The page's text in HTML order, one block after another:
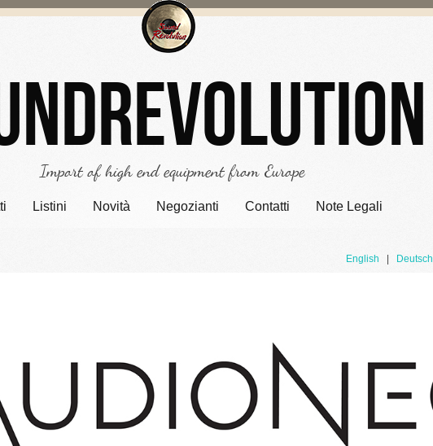
Import of high end equipment from Europe
Listini Novità Negozianti Contatti Note Legali
English Deutsch